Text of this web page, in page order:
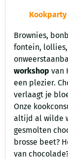
Brownies,
fontein,
workshopvan
een plezier.
verlaagt je
Onze
altijd al wilde
gesmolten
brosse beet?
van